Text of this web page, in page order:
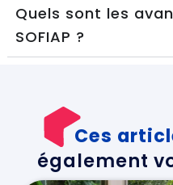
Quels sont les
SOFIAP ?
Ces
également